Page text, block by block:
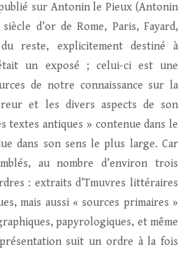
sur Antonin le Pieux (Antonin
d’or de Rome, Paris, Fayard,
reste, explicitement destiné à
un exposé ; celui-ci est une
de notre connaissance sur la
et les divers aspects de son
textes antiques » contenue dans le
dans son sens le plus large. Car
au nombre d’environ trois
: extraits d’Tmuvres littéraires
mais aussi « sources primaires »
papyrologiques, et même
suit un ordre à la fois